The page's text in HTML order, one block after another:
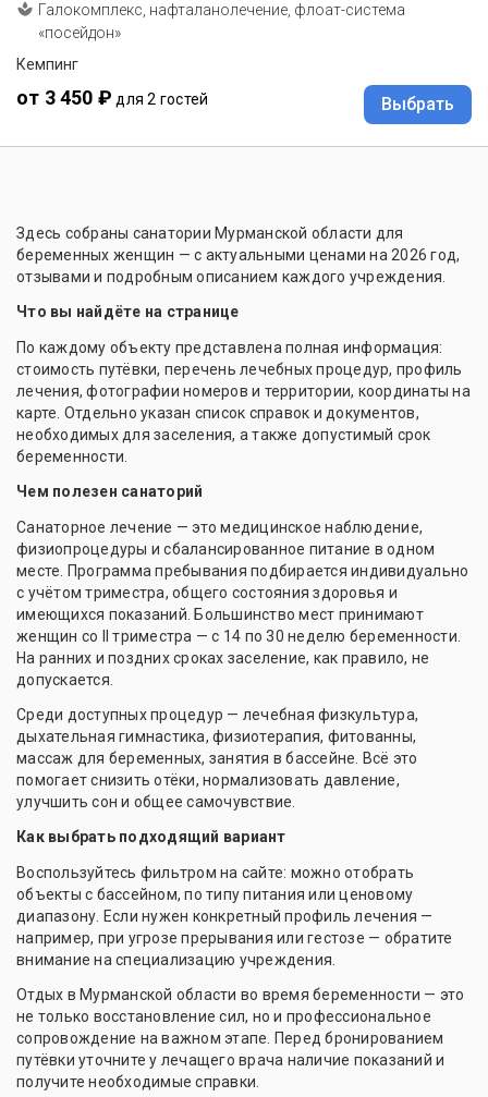
Галокомплекс, нафталанолечение, флоат-система
«посейдон»
Кемпинг
от 3 450 ₽ для 2 гостей Выбрать
Здесь собраны санатории Мурманской области для
беременных женщин — с актуальными ценами на 2026 год,
отзывами и подробным описанием каждого учреждения.
Что вы найдёте на странице
По каждому объекту представлена полная информация:
стоимость путёвки, перечень лечебных процедур, профиль
лечения, фотографии номеров и территории, координаты на
карте. Отдельно указан список справок и документов,
необходимых для заселения, а также допустимый срок
беременности.
Чем полезен санаторий
Санаторное лечение — это медицинское наблюдение,
физиопроцедуры и сбалансированное питание в одном
месте. Программа пребывания подбирается индивидуально
с учётом триместра, общего состояния здоровья и
имеющихся показаний. Большинство мест принимают
женщин со II триместра — с 14 по 30 неделю беременности.
На ранних и поздних сроках заселение, как правило, не
допускается.
Среди доступных процедур — лечебная физкультура,
дыхательная гимнастика, физиотерапия, фитованны,
массаж для беременных, занятия в бассейне. Всё это
помогает снизить отёки, нормализовать давление,
улучшить сон и общее самочувствие.
Как выбрать подходящий вариант
Воспользуйтесь фильтром на сайте: можно отобрать
объекты с бассейном, по типу питания или ценовому
диапазону. Если нужен конкретный профиль лечения —
например, при угрозе прерывания или гестозе — обратите
внимание на специализацию учреждения.
Отдых в Мурманской области во время беременности — это
не только восстановление сил, но и профессиональное
сопровождение на важном этапе. Перед бронированием
путёвки уточните у лечащего врача наличие показаний и
получите необходимые справки.